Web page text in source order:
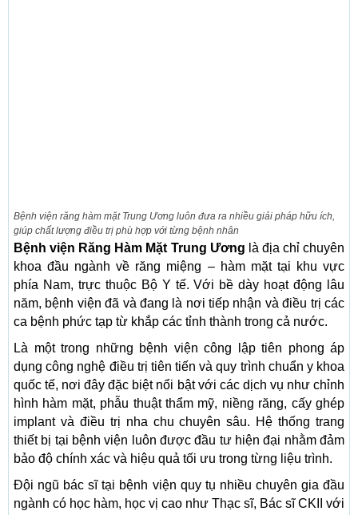
Bệnh viện răng hàm mặt Trung Ương luôn đưa ra nhiều giải pháp hữu ích,
giúp chất lượng điều trị phù hợp với từng bệnh nhân
Bệnh viện Răng Hàm Mặt Trung Ương là địa chỉ chuyên
khoa đầu ngành về răng miệng – hàm mặt tại khu vực
phía Nam, trực thuộc Bộ Y tế. Với bề dày hoạt động lâu
năm, bệnh viện đã và đang là nơi tiếp nhận và điều trị các
ca bệnh phức tạp từ khắp các tỉnh thành trong cả nước.
Là một trong những bệnh viện công lập tiên phong áp
dụng công nghệ điều trị tiên tiến và quy trình chuẩn y khoa
quốc tế, nơi đây đặc biệt nổi bật với các dịch vụ như chỉnh
hình hàm mặt, phẫu thuật thẩm mỹ, niềng răng, cấy ghép
implant và điều trị nha chu chuyên sâu. Hệ thống trang
thiết bị tại bệnh viện luôn được đầu tư hiện đại nhằm đảm
bảo độ chính xác và hiệu quả tối ưu trong từng liệu trình.
Đội ngũ bác sĩ tại bệnh viện quy tụ nhiều chuyên gia đầu
ngành có học hàm, học vị cao như Thạc sĩ, Bác sĩ CKII với